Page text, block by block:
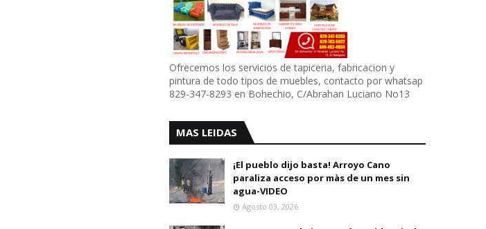
Ofrecemos los servicios de tapiceria, fabricacion y
pintura de todo tipos de muebles, contacto por whatsap
829-347-8293 en Bohechio, C/Abrahan Luciano No13
MAS LEIDAS
¡El pueblo dijo basta! Arroyo Cano
paraliza acceso por màs de un mes sin
agua-VIDEO
Agosto 03, 2026